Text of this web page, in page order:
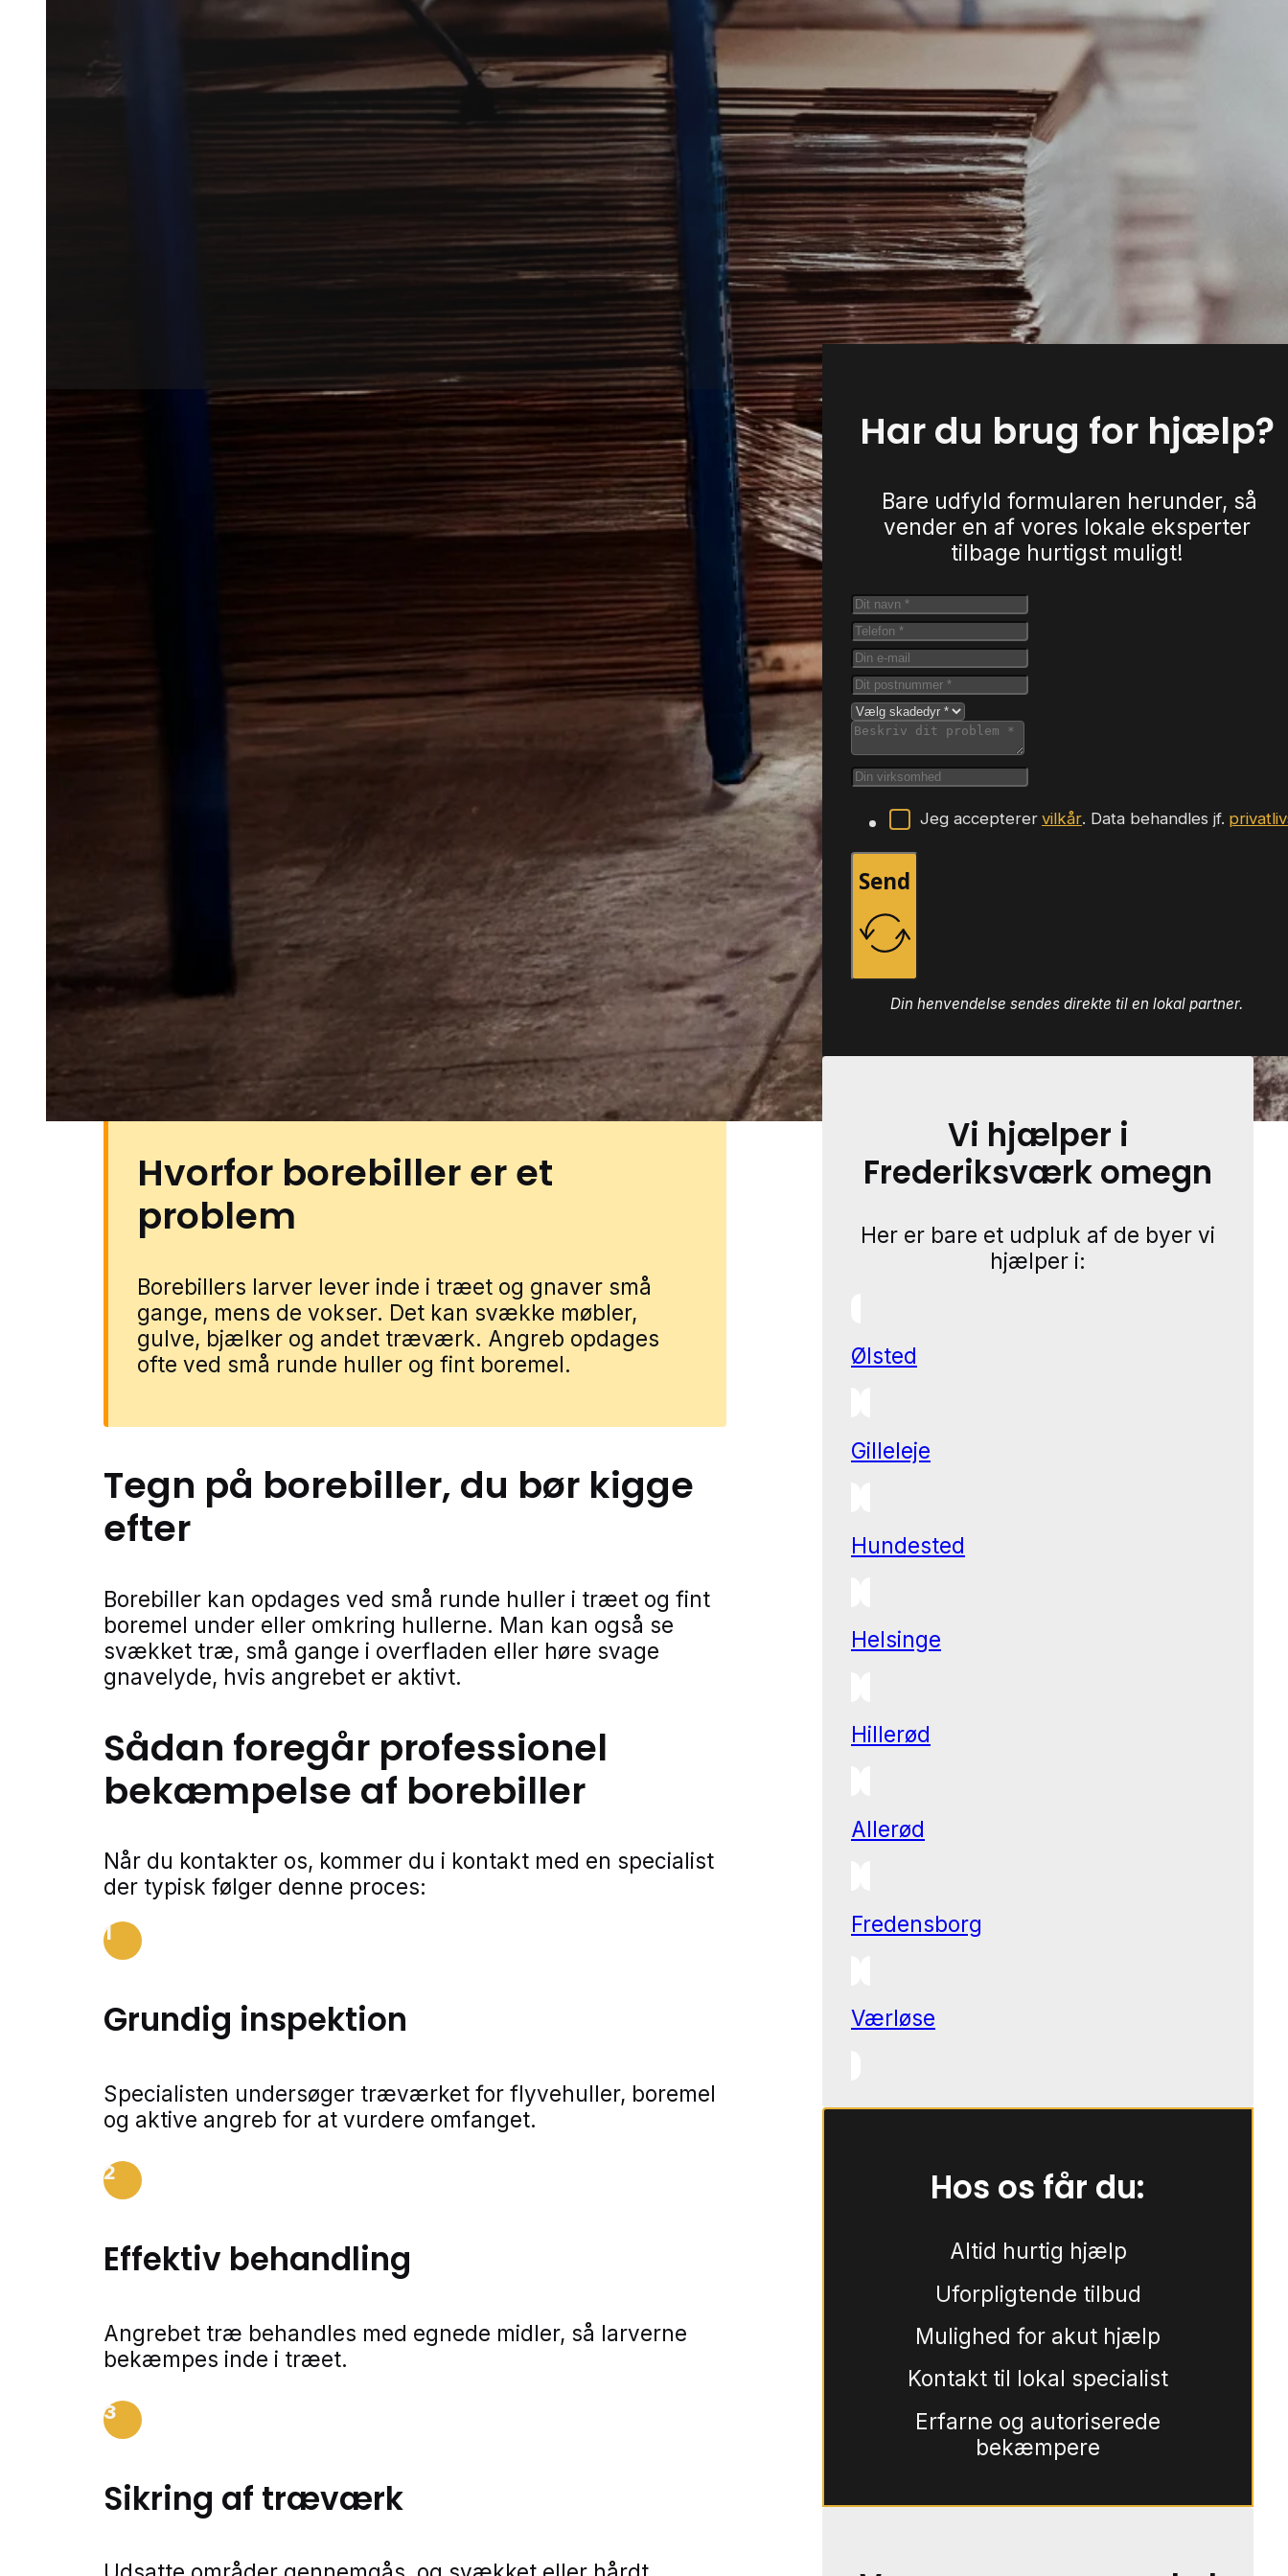
Borebillebekæmpelse i Frederiksværk hjælper dig videre, hvis du har
mistanke om angreb i træværk.
Vi forbinder dig med lokale partnere, så du hurtigt kan få en relevant
vurdering af problemet.
Lokal bekæmpelse af
i Frederiksværk
Borebiller kan give store skader i træ, hvis de får lov at
udvikle sig over tid. Det gælder især steder, hvor træværk
får lov at stå uforstyrret i længere perioder, eller hvor
fugtige omgivelser gør materialerne mere sårbare. Derfor er
det vigtigt at reagere tidligt, hvis man vil begrænse skader
på loftsbjælker, gulve, paneler eller andet træ i boligen.
I en by med blandede boligområder, ældre boligkvarterer og
stille villaveje kan problemer med træskadedyr opstå i både
helårshuse, udhuse og mindre bygninger som skure og
garager. Også i områder tæt på grønne strækninger og
natur lige uden for boligområder kan træværk være mere
udsat, hvis forholdene er gunstige for angreb. Du kan få
borebillehjælp i Frederiksværk gennem vores lokale
partnere. Udfyld formularen, så forbinder vi dig med en
specialist fra nærområdet.
Hvorfor borebiller er et
problem
Borebillers larver lever inde i træet og gnaver små
gange, mens de vokser. Det kan svække møbler,
gulve, bjælker og andet træværk. Angreb opdages
ofte ved små runde huller og fint boremel.
Tegn på borebiller, du bør kigge
efter
Borebiller kan opdages ved små runde huller i træet og fint
boremel under eller omkring hullerne. Man kan også se
svækket træ, små gange i overfladen eller høre svage
gnavelyde, hvis angrebet er aktivt.
Sådan foregår professionel
bekæmpelse af borebiller
Når du kontakter os, kommer du i kontakt med en specialist
der typisk følger denne proces:
1
Grundig inspektion
Specialisten undersøger træværket for flyvehuller, boremel
og aktive angreb for at vurdere omfanget.
2
Effektiv behandling
Angrebet træ behandles med egnede midler, så larverne
bekæmpes inde i træet.
3
Sikring af træværk
Har du brug for hjælp?
Bare udfyld formularen herunder, så
vender en af vores lokale eksperter
tilbage hurtigst muligt!
Jeg accepterer vilkår. Data behandles jf.
Send
Din henvendelse sendes direkte til en lokal partner.
Vi hjælper i
Frederiksværk omegn
Her er bare et udpluk af de byer vi
hjælper i:
Ølsted
Gilleleje
Hundested
Helsinge
Hillerød
Allerød
Fredensborg
Værløse
Hos os får du:
Altid hurtig hjælp
Uforpligtende tilbud
Mulighed for akut hjælp
Kontakt til lokal specialist
Erfarne og autoriserede
bekæmpere